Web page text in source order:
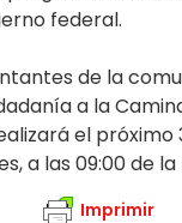
federal.
de la
a la
el próximo
a las 09:00 de
Imprimir